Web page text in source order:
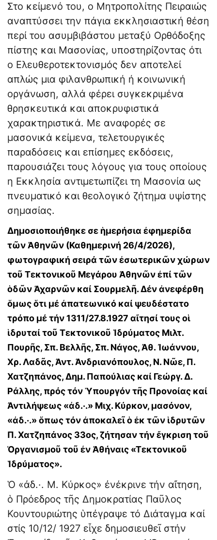
Στο κείμενό του, ο Μητροπολίτης Πειραιώς
αναπτύσσει την πάγια εκκλησιαστική θέση
περί του ασυμβιβάστου μεταξύ Ορθόδοξης
πίστης και Μασονίας, υποστηρίζοντας ότι
ο Ελευθεροτεκτονισμός δεν αποτελεί
απλώς μια φιλανθρωπική ή κοινωνική
οργάνωση, αλλά φέρει συγκεκριμένα
θρησκευτικά και αποκρυφιστικά
χαρακτηριστικά. Με αναφορές σε
μασονικά κείμενα, τελετουργικές
παραδόσεις και επίσημες εκδόσεις,
παρουσιάζει τους λόγους για τους οποίους
η Εκκλησία αντιμετωπίζει τη Μασονία ως
πνευματικό και θεολογικό ζήτημα υψίστης
σημασίας.
Δημοσιοποιήθηκε σε ἡμερήσια ἐφημερίδα
τῶν Ἀθηνῶν (Καθημερινή 26/4/2026),
φωτογραφική σειρά τῶν ἐσωτερικῶν χώρων
τοῦ Τεκτονικοῦ Μεγάρου Ἀθηνῶν ἐπί τῶν
ὁδῶν Ἀχαρνῶν καί Σουρμελῆ. Δέν ἀνεφέρθη
ὅμως ὅτι μέ ἀπατεωνικό καί ψευδέστατο
τρόπο μέ τήν 1311/27.8.1927 αἴτησί τους οἱ
ἱδρυταί τοῦ Τεκτονικοῦ Ἱδρύματος Μιλτ.
Πουρῆς, Σπ. Βελλῆς, Σπ. Νάγος, Ἀθ. Ἰωάννου,
Χρ. Λαδᾶς, Ἀντ. Ἀνδρια­νόπουλος, Ν. Νῶε, Π.
Χατζηπάνος, Δημ. Παπούλιας καί Γεώργ. Δ.
Ράλλης, πρός τόν Ὑπουργόν τῆς Προνοίας καί
Ἀντιλήψεως «ἀδ.·.» Μιχ. Κύρκον, μασόνον,
«ἀδ.·.» ὅπως τόν ἀποκαλεῖ ὁ ἐκ τῶν ἱδρυτῶν
Π. Χατ­ζηπάνος 33ος, ζήτησαν τήν ἔγκριση τοῦ
Ὀργανισμοῦ τοῦ ἐν Ἀθήναις «Τεκτονικοῦ
Ἱδρύματος».
Ὁ «ἀδ.·. Μ. Κύρ­κος» ἐνέκρινε τήν αἴτηση,
ὁ Πρόεδρος τῆς Δημοκρατίας Παῦλος
Κουντουριώτης ὑπέγραψε τό Διάταγμα καί
στίς 10/12/ 1927 εἶχε δημοσιευθεῖ στήν